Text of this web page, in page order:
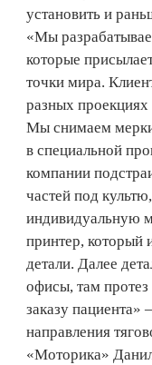
установить и
«Мы
которые
точки мира.
разных
Мы снимаем
в специальной
компании
частей под
индивидуальную
принтер, который
детали. Далее
офисы, там протез
заказу пациента»
направления
«Моторика»